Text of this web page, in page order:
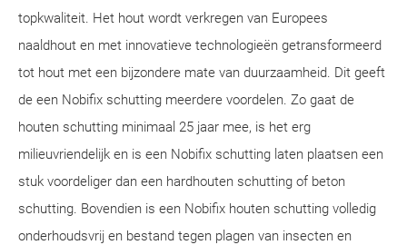
topkwaliteit. Het hout wordt verkregen van Europees
naaldhout en met innovatieve technologieën getransformeerd
tot hout met een bijzondere mate van duurzaamheid. Dit geeft
de een Nobifix schutting meerdere voordelen. Zo gaat de
houten schutting minimaal 25 jaar mee, is het erg
milieuvriendelijk en is een Nobifix schutting laten plaatsen een
stuk voordeliger dan een hardhouten schutting of beton
schutting. Bovendien is een Nobifix houten schutting volledig
onderhoudsvrij en bestand tegen plagen van insecten en